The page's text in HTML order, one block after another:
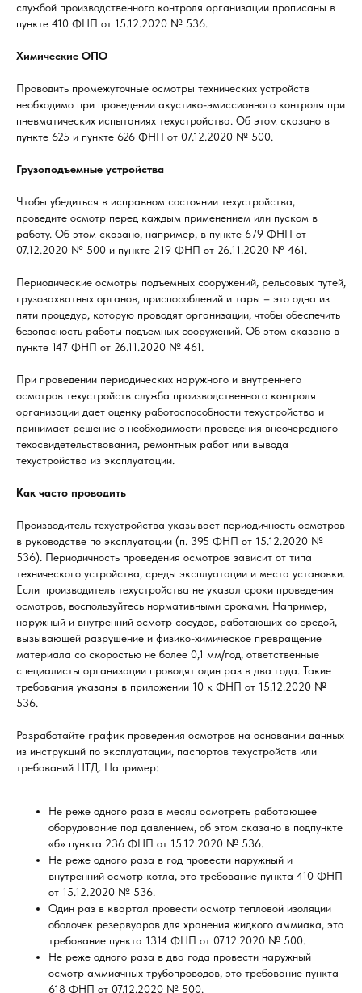
службой производственного контроля организации прописаны в
пункте 410 ФНП от 15.12.2020 № 536.
Химические ОПО
Проводить промежуточные осмотры технических устройств
необходимо при проведении акустико-эмиссионного контроля при
пневматических испытаниях техустройства. Об этом сказано в
пункте 625 и пункте 626 ФНП от 07.12.2020 № 500.
Грузоподъемные устройства
Чтобы убедиться в исправном состоянии техустройства,
проведите осмотр перед каждым применением или пуском в
работу. Об этом сказано, например, в пункте 679 ФНП от
07.12.2020 № 500 и пункте 219 ФНП от 26.11.2020 № 461.
Периодические осмотры подъемных сооружений, рельсовых путей,
грузозахватных органов, приспособлений и тары – это одна из
пяти процедур, которую проводят организации, чтобы обеспечить
безопасность работы подъемных сооружений. Об этом сказано в
пункте 147 ФНП от 26.11.2020 № 461.
При проведении периодических наружного и внутреннего
осмотров техустройств служба производственного контроля
организации дает оценку работоспособности техустройства и
принимает решение о необходимости проведения внеочередного
техосвидетельствования, ремонтных работ или вывода
техустройства из эксплуатации.
Как часто проводить
Производитель техустройства указывает периодичность осмотров
в руководстве по эксплуатации (п. 395 ФНП от 15.12.2020 №
536). Периодичность проведения осмотров зависит от типа
технического устройства, среды эксплуатации и места установки.
Если производитель техустройства не указал сроки проведения
осмотров, воспользуйтесь нормативными сроками. Например,
наружный и внутренний осмотр сосудов, работающих со средой,
вызывающей разрушение и физико-химическое превращение
материала со скоростью не более 0,1 мм/год, ответственные
специалисты организации проводят один раз в два года. Такие
требования указаны в приложении 10 к ФНП от 15.12.2020 №
536.
Разработайте график проведения осмотров на основании данных
из инструкций по эксплуатации, паспортов техустройств или
требований НТД. Например:
Не реже одного раза в месяц осмотреть работающее
оборудование под давлением, об этом сказано в подпункте
«б» пункта 236 ФНП от 15.12.2020 № 536.
Не реже одного раза в год провести наружный и
внутренний осмотр котла, это требование пункта 410 ФНП
от 15.12.2020 № 536.
Один раз в квартал провести осмотр тепловой изоляции
оболочек резервуаров для хранения жидкого аммиака, это
требование пункта 1314 ФНП от 07.12.2020 № 500.
Не реже одного раза в два года провести наружный
осмотр аммиачных трубопроводов, это требование пункта
618 ФНП от 07.12.2020 № 500.